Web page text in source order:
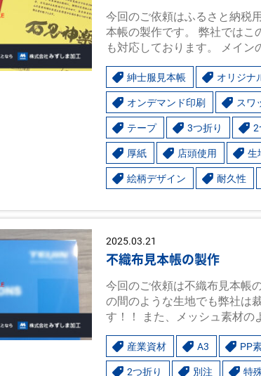
今回のご依頼はふるさと納税
本帳の製作です。 弊社ではこ
も対応しております。 メイン
紳士服見本帳 オリジナ
オンデマンド印刷 スワ
テープ 3つ折り 2
厚紙 店頭使用 生
絵柄デザイン 耐久性
2025.03.21
不織布見本帳の製作
今回のご依頼は不織布見本帳
の間のような生地でも弊社は
す！！ また、メッシュ素材の
産業資材 A3 PP
2つ折り 別注 特